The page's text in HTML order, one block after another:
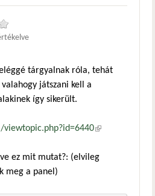
tárgyalnak róla, tehát
játszani kell a
így sikerült.
(külső
ez mit mutat?: (elvileg
meg a panel)